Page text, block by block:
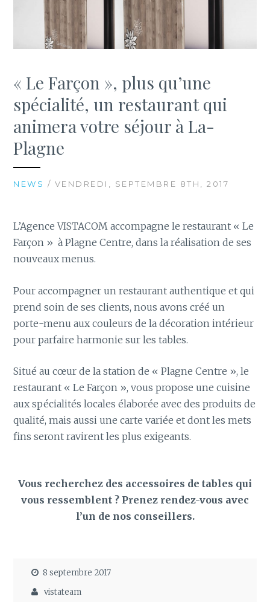
« Le Farçon », plus qu’une
spécialité, un restaurant qui
animera votre séjour à La-
Plagne
NEWS / VENDREDI, SEPTEMBRE 8TH, 2017
L’Agence VISTACOM accompagne le restaurant « Le
Farçon » à Plagne Centre, dans la réalisation de ses
nouveaux menus.
Pour accompagner un restaurant authentique et qui
prend soin de ses clients, nous avons créé un
porte-menu aux couleurs de la décoration intérieur
pour parfaire harmonie sur les tables.
Situé au cœur de la station de « Plagne Centre », le
restaurant « Le Farçon », vous propose une cuisine
aux spécialités locales élaborée avec des produits de
qualité, mais aussi une carte variée et dont les mets
fins seront ravirent les plus exigeants.
Vous recherchez des accessoires de tables qui
vous ressemblent ? Prenez rendez-vous avec
l’un de nos conseillers.
8 septembre 2017
vistateam